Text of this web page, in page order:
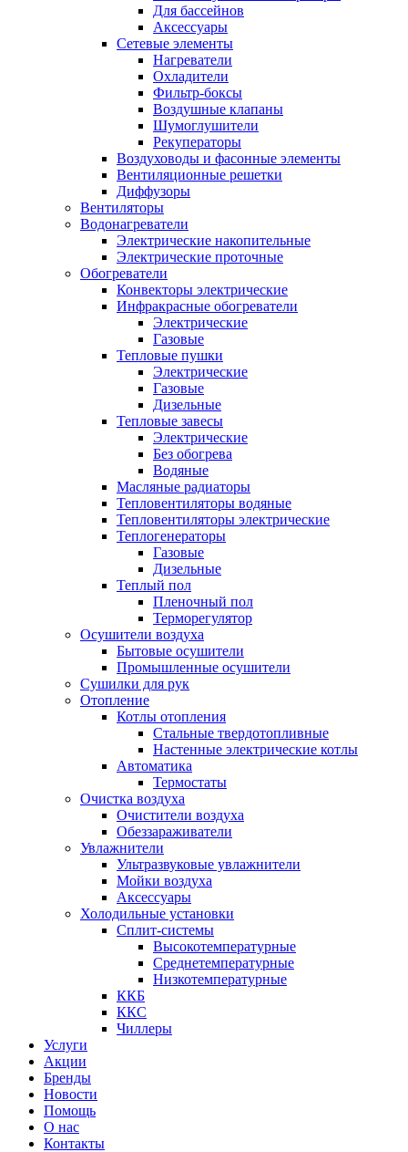
Для бассейнов
Аксессуары
Сетевые элементы
Нагреватели
Охладители
Фильтр-боксы
Воздушные клапаны
Шумоглушители
Рекуператоры
Воздуховоды и фасонные элементы
Вентиляционные решетки
Диффузоры
Вентиляторы
Водонагреватели
Электрические накопительные
Электрические проточные
Обогреватели
Конвекторы электрические
Инфракрасные обогреватели
Электрические
Газовые
Тепловые пушки
Электрические
Газовые
Дизельные
Тепловые завесы
Электрические
Без обогрева
Водяные
Масляные радиаторы
Тепловентиляторы водяные
Тепловентиляторы электрические
Теплогенераторы
Газовые
Дизельные
Теплый пол
Пленочный пол
Терморегулятор
Осушители воздуха
Бытовые осушители
Промышленные осушители
Сушилки для рук
Отопление
Котлы отопления
Стальные твердотопливные
Настенные электрические котлы
Автоматика
Термостаты
Очистка воздуха
Очистители воздуха
Обеззараживатели
Увлажнители
Ультразвуковые увлажнители
Мойки воздуха
Аксессуары
Холодильные установки
Сплит-системы
Высокотемпературные
Среднетемпературные
Низкотемпературные
ККБ
ККС
Чиллеры
Услуги
Акции
Бренды
Новости
Помощь
О нас
Контакты